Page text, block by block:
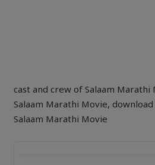
cast and crew of Salaam Marathi
Salaam Marathi Movie,
Salaam Marathi Movie